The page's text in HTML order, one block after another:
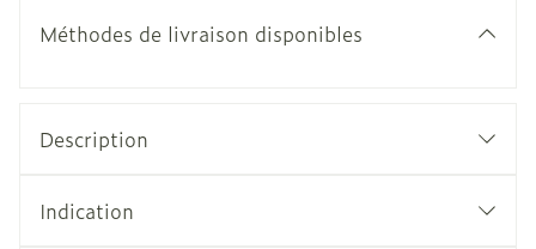
Méthodes de livraison disponibles
Description
Indication